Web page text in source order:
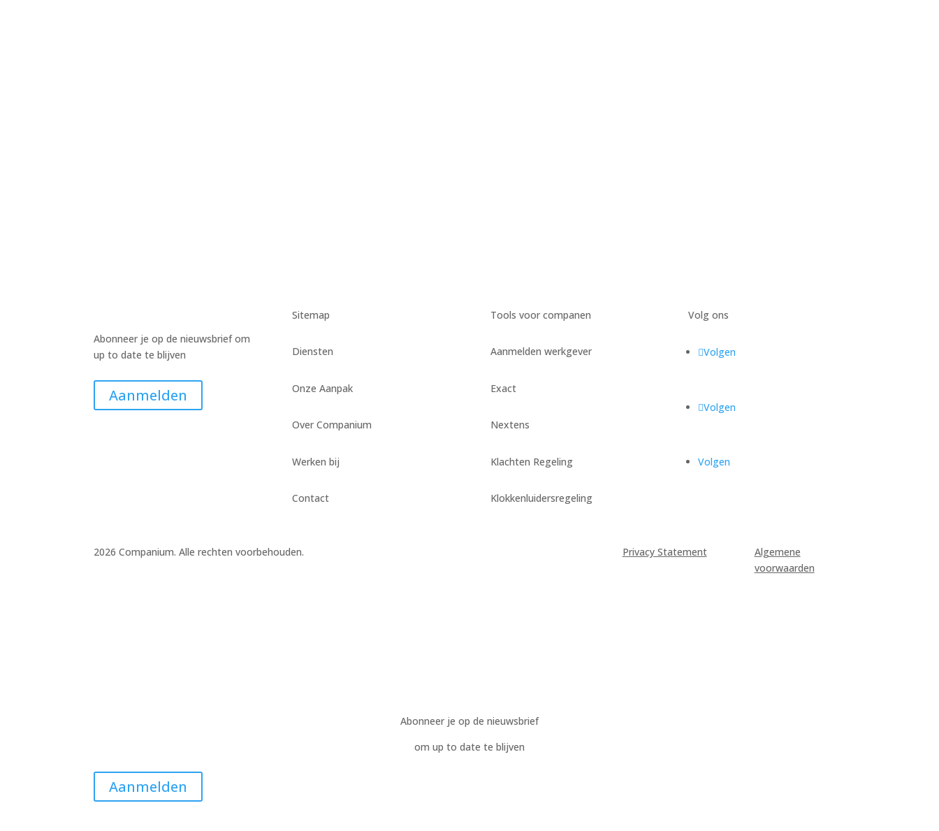
Abonneer je op de nieuwsbrief om
up to date te blijven
Aanmelden
Sitemap
Diensten
Onze Aanpak
Over Companium
Werken bij
Contact
Tools voor companen
Aanmelden werkgever
Exact
Nextens
Klachten Regeling
Klokkenluidersregeling
Volg ons
Volgen
Volgen
Volgen
2026 Companium. Alle rechten voorbehouden. Privacy Statement
Algemene
voorwaarden
Abonneer je op de nieuwsbrief
om up to date te blijven
Aanmelden